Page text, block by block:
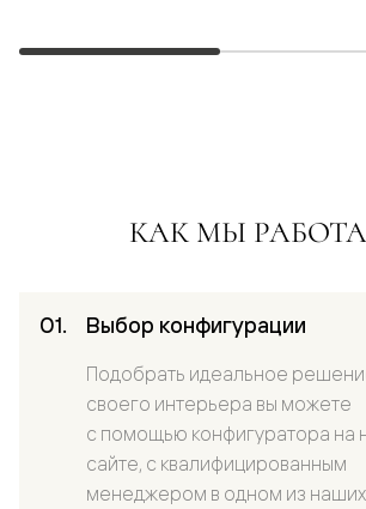
КАК МЫ
Выбор конфигурации
Подобрать идеальное
своего интерьера вы можете
с помощью конфигуратора на
сайте, с квалифицированным
менеджером в одном из наших